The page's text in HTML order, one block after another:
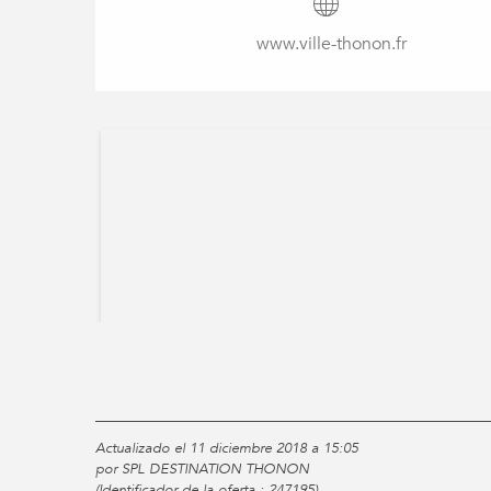
www.ville-thonon.fr
Actualizado el 11 diciembre 2018 a 15:05
por SPL DESTINATION THONON